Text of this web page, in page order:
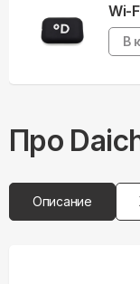
Wi-
В
Про
Описание